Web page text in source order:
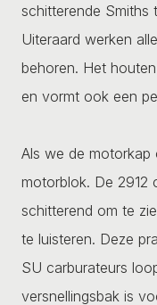
schitterende Smiths
Uiteraard werken
behoren. Het
en vormt ook een
Als we de motorkap
motorblok. De 2912
schitterend om te
te luisteren. Deze
SU carburateurs
versnellingsbak is